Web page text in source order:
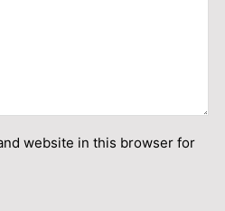
website in this browser for